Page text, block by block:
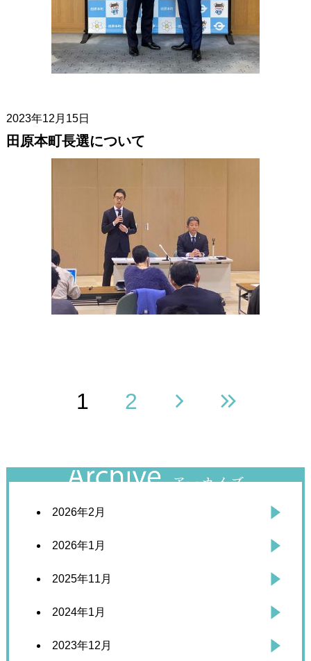
2023年12月15日
田原本町長選について
1 2 keyboard_arrow_right keyboard_double_arrow_right
2026年2月
2026年1月
2025年11月
2024年1月
2023年12月